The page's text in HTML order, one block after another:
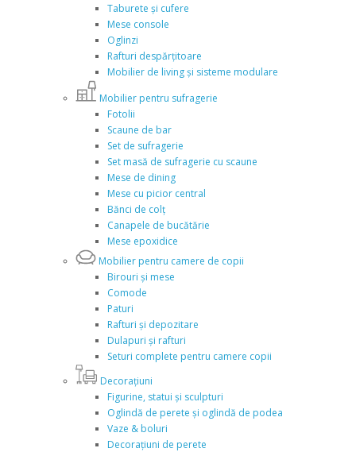
Taburete și cufere
Mese console
Oglinzi
Rafturi despărțitoare
Mobilier de living și sisteme modulare
Mobilier pentru sufragerie
Fotolii
Scaune de bar
Set de sufragerie
Set masă de sufragerie cu scaune
Mese de dining
Mese cu picior central
Bănci de colț
Canapele de bucătărie
Mese epoxidice
Mobilier pentru camere de copii
Birouri și mese
Comode
Paturi
Rafturi și depozitare
Dulapuri și rafturi
Seturi complete pentru camere copii
Decorațiuni
Figurine, statui și sculpturi
Oglindă de perete și oglindă de podea
Vaze & boluri
Decorațiuni de perete